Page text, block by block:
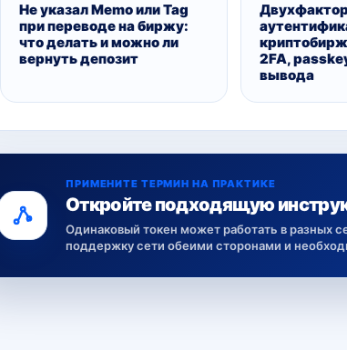
Не указал Memo или Tag
при переводе на биржу:
что делать и можно ли
вернуть депозит
2FA,
вывода
ПРИМЕНИТЕ ТЕРМИН НА ПРАКТИКЕ
Откройте подходящую
Одинаковый токен может работать в разных
поддержку сети обеими сторонами и